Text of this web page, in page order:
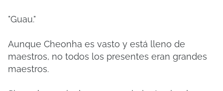
"Guau."
Aunque Cheonha es vasto y está lleno de
maestros, no todos los presentes eran grandes
maestros.